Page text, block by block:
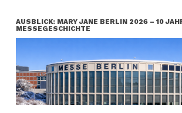
AUSBLICK: MARY JANE BERLIN 2026 – 10
MESSEGESCHICHTE